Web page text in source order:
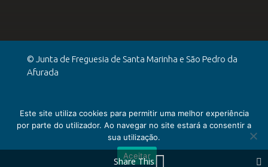
© Junta de Freguesia de Santa Marinha e São Pedro da
Afurada
Share This
Este site utiliza cookies para permitir uma melhor experiência
por parte do utilizador. Ao navegar no site estará a consentir a
sua utilização.
Aceitar